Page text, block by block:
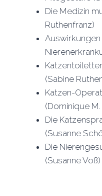
Die Medizin
Ruthenfranz)
(Sabine
Katzen-
(Dominique
Die
(Susanne
Die
(Susanne Voß)